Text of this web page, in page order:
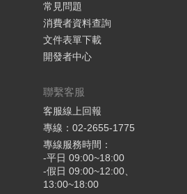
常見問題
消費者資料查詢
文件表單下載
開發者中心
聯繫客服
客服線上回報
專線：02-2655-1775
專線服務時間：
-平日 09:00~18:00
-假日 09:00~12:00、
13:00~18:00